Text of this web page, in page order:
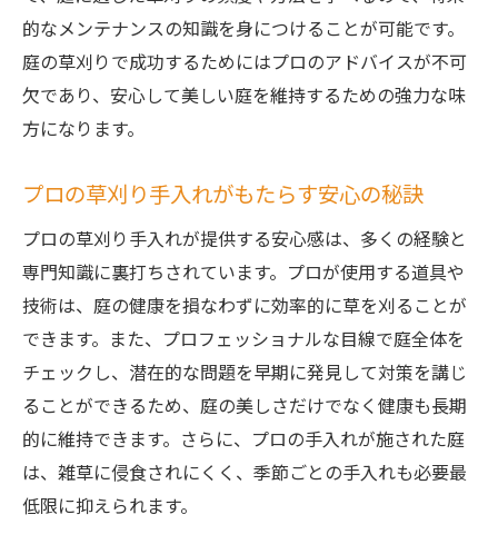
的なメンテナンスの知識を身につけることが可能です。
庭の草刈りで成功するためにはプロのアドバイスが不可
欠であり、安心して美しい庭を維持するための強力な味
方になります。
プロの草刈り手入れがもたらす安心の秘訣
プロの草刈り手入れが提供する安心感は、多くの経験と
専門知識に裏打ちされています。プロが使用する道具や
技術は、庭の健康を損なわずに効率的に草を刈ることが
できます。また、プロフェッショナルな目線で庭全体を
チェックし、潜在的な問題を早期に発見して対策を講じ
ることができるため、庭の美しさだけでなく健康も長期
的に維持できます。さらに、プロの手入れが施された庭
は、雑草に侵食されにくく、季節ごとの手入れも必要最
低限に抑えられます。